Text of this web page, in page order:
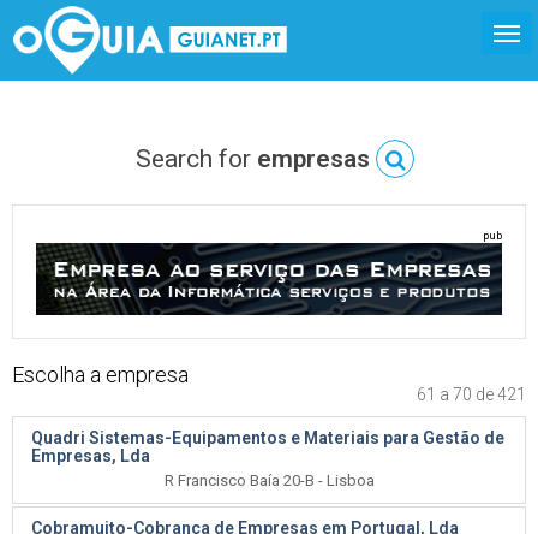
Search for empresas
pub
Escolha a empresa
61 a 70 de 421
Quadri Sistemas-Equipamentos e Materiais para Gestão de
Empresas, Lda
R Francisco Baía 20-B - Lisboa
Cobramuito-Cobrança de Empresas em Portugal, Lda